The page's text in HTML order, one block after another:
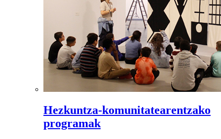
Hezkuntza-komunitatearentzako
programak